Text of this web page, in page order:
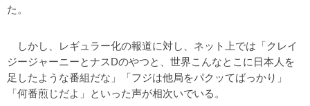
た。
しかし、レギュラー化の報道に対し、ネット上では「クレイ
ジージャーニーとナスDのやつと、世界こんなとこに日本人を
足したような番組だな」「フジは他局をパクッてばっかり」
「何番煎じだよ」といった声が相次いでいる。